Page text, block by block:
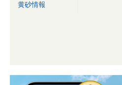
黄砂情報